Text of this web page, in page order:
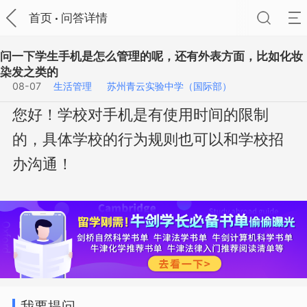
首页 问答详情
问一下学生手机是怎么管理的呢，还有外表方面，比如化妆
染发之类的
08-07 生活管理 苏州青云实验中学（国际部）
您好！学校对手机是有使用时间的限制
的，具体学校的行为规则也可以和学校招
办沟通！